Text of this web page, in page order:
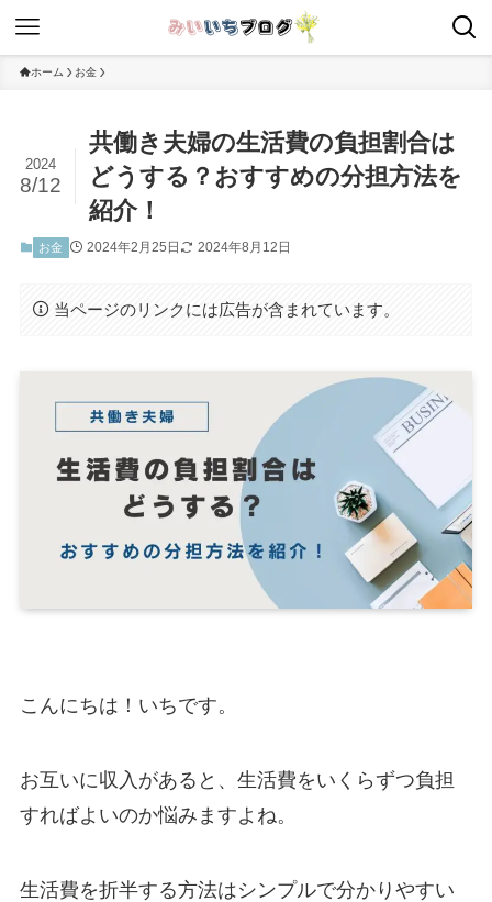
ホーム お金
共働き夫婦の生活費の負担割合は
どうする？おすすめの分担方法を
紹介！
2024
8/12
お金 2024年2月25日 2024年8月12日
当ページのリンクには広告が含まれています。
こんにちは！いちです。
お互いに収入があると、生活費をいくらずつ負担
すればよいのか悩みますよね。
生活費を折半する方法はシンプルで分かりやすい